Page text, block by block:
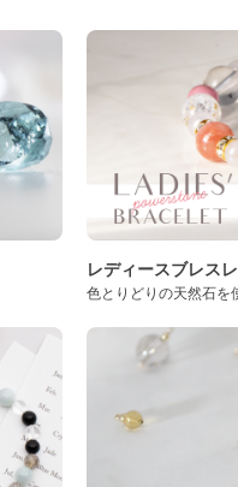
レディースブレス
色とりどりの天然石を